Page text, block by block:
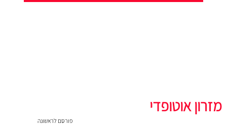
מזרון אוטופדי
פורסם לראשונה